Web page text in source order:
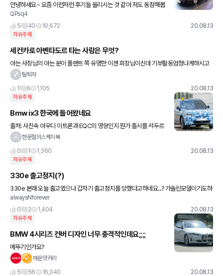
안녕하세요~ 요즘 이런저런 후기들 올리시는 것 같아 저도 동참해봅
니다 ㅎㅎ 람보르기니 우라칸 신차가 나왔다고 연락이 와서 보고왔습
니다. 우라칸 후륜 스파이더인데 정식명칭이 엄청 길더라구요 람보르
기
QPsq4
5
40 10,672 20.08.13
자유주제
세컨카로 아벤타도르 타는 사람은 무엇?
아는 사장님의 아는 분이 플랜트 쪽 유명한 이젠 회장님이신데 기부활동엄청나게하시고
도 벤테이가 출퇴근에 x7 레저용차로타고 아벤타도르 펀카로 최근에 사셧다고하는데 도
탈퇴자
1
6 1,105 20.08.13
자유주제
Bmw ix3 한국에 들어왔네요
출처: 사진속 아우디 이트론과 EQC의 영향인지 뭔가 출시를 서두르
는거 같네요 ㅎㅎ 요놈은 한번 충전하면 460km 정도 탈 수 있다고
한문철의스케치북
0
1 1,360 20.08.13
자유주제
330e 출고정지(?)
330e 본래 오늘 출고였으나 갑자기 출고정지를 당했다고하네요...? 가솔린모델이기도하
니 이번에 TC 걸리면서 같이걸린건줄 알았는데 그건 또 아니라고하는데.. 오래걸릴거같
다는데 기존에 330e
alwaysNforever
0
2 1,404 20.08.13
자유주제
BMW 4시리즈 컨버 디자인 너무 충격적인데요;;;;
메뚜기인가요?
매운맛커리
5
56 16,040 20.08.13